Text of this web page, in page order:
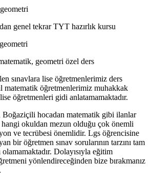
genel tekrar TYT hazırlık kursu
geometri özel ders
sınavlara lise öğretmenlerimiz ders
matematik öğretmenlerimiz muhakkak
öğretmenleri gidi anlatamamaktadır.
Boğaziçili hocadan matematik gibi ilanlar
okuldan mezun olduğu çok önemli
ve tecrübesi önemlidir. Lgs öğrencisine
bir öğretmen sınav sorularının tarzını tam
Dolayısıyla eğitim
yönlendireceğinden bize bırakmanız